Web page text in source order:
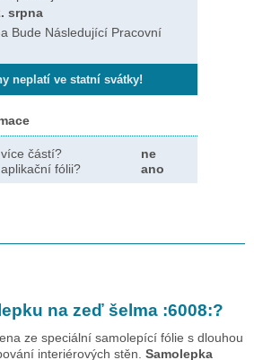
srpna
Bude Následující Pracovní
neplatí ve statní svátky!
částí?
ne
fólii?
ano
na zeď šelma :6008:?
ze speciální samolepící fólie s dlouhou
interiérových stěn. Samolepka